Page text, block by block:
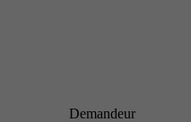
Demandeur